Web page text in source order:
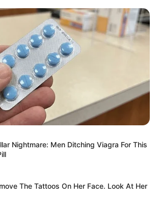
These '90s Couples Defined An
List
Nightmare: Men Ditching Viagra For This
The Tattoos On Her Face. Look At Her